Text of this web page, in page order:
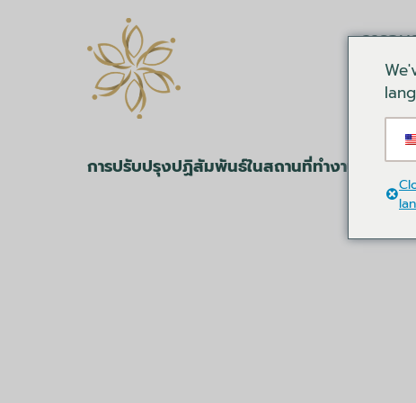
การอ
การปรับปรุงปฏิสัมพันธ์ในสถานที่ทำงาน
โปร